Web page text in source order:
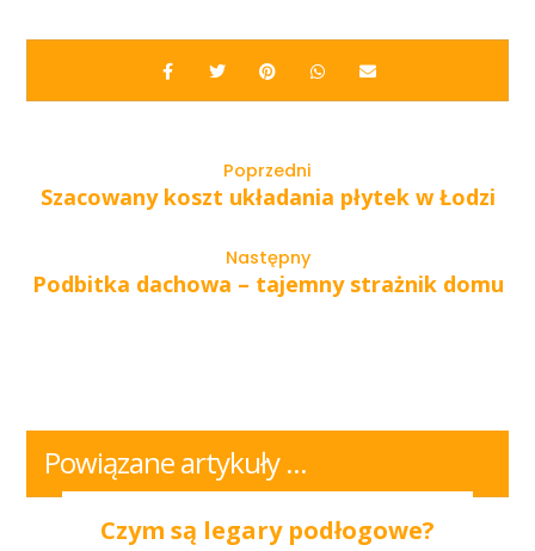
Poprzedni
Szacowany koszt układania płytek w Łodzi
Następny
Podbitka dachowa – tajemny strażnik domu
Powiązane artykuły ...
Czym są legary podłogowe?